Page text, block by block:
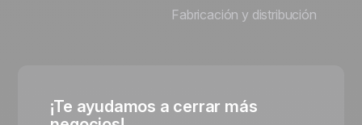
Fabricación y distribución
¡Te ayudamos a cerrar más